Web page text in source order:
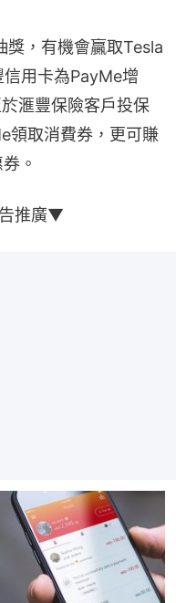
獎，有機會贏取Tesla
用卡為PayMe增
滙豐保險客戶投保
領取消費券，更可賺
。
推廣▼